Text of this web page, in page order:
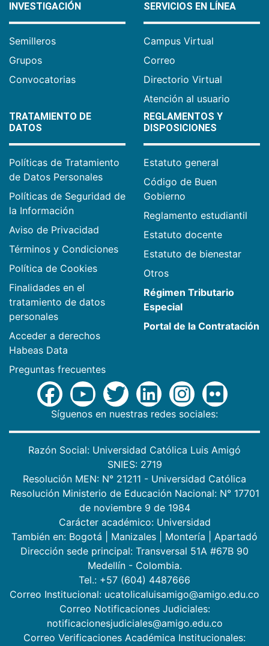
INVESTIGACIÓN
Semilleros
Grupos
Convocatorias
SERVICIOS EN LÍNEA
Campus Virtual
Correo
Directorio Virtual
Atención al usuario
TRATAMIENTO DE
DATOS
Políticas de Tratamiento
de Datos Personales
Políticas de Seguridad de
la Información
Aviso de Privacidad
Términos y Condiciones
Política de Cookies
Finalidades en el
tratamiento de datos
personales
Acceder a derechos
Habeas Data
Preguntas frecuentes
REGLAMENTOS Y
DISPOSICIONES
Estatuto general
Código de Buen
Gobierno
Reglamento estudiantil
Estatuto docente
Estatuto de bienestar
Otros
Régimen Tributario
Especial
Portal de la Contratación
Síguenos en nuestras redes sociales:
Razón Social: Universidad Católica Luis Amigó
SNIES: 2719
Resolución MEN: N° 21211 - Universidad Católica
Resolución Ministerio de Educación Nacional: N° 17701
de noviembre 9 de 1984
Carácter académico: Universidad
También en: Bogotá Manizales Montería
Apartadó
Dirección sede principal: Transversal 51A #67B 90
Medellín - Colombia.
Tel.: +57 (604) 4487666
Correo Institucional: ucatolicaluisamigo@amigo.edu.co
Correo Notificaciones Judiciales:
notificacionesjudiciales@amigo.edu.co
Correo Verificaciones Académica Institucionales: